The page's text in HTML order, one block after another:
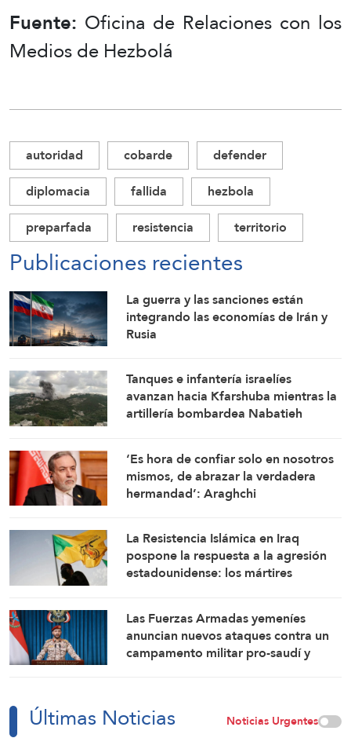
Fuente: Oficina de Relaciones con los
Medios de Hezbolá
autoridad cobarde
defender
diplomacia
fallida
hezbola
preparfada
resistencia territorio
Publicaciones recientes
La guerra y las sanciones están
integrando las economías de Irán y
Rusia
Tanques e infantería israelíes
avanzan hacia Kfarshuba mientras la
artillería bombardea Nabatieh
‘Es hora de confiar solo en nosotros
mismos, de abrazar la verdadera
hermandad’: Araghchi
La Resistencia Islámica en Iraq
pospone la respuesta a la agresión
estadounidense: los mártires
Las Fuerzas Armadas yemeníes
anuncian nuevos ataques contra un
campamento militar pro-saudí y
Últimas Noticias Noticias Urgentes